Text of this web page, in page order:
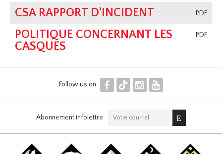
.PDF
CSA RAPPORT D'INCIDENT
.PDF
POLITIQUE CONCERNANT LES
CASQUES
Follow us on F T I Y
Abonnement infolettre